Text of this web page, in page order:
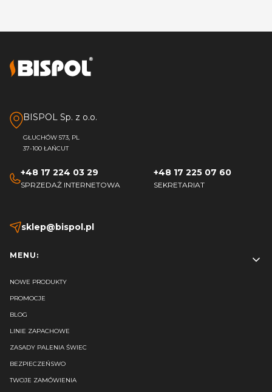
BISPOL Sp. z o.o.
GŁUCHÓW 573, PL
37-100 ŁAŃCUT
+48 17 224 03 29
SPRZEDAŻ INTERNETOWA
+48 17 225 07 60
SEKRETARIAT
sklep@bispol.pl
Linki w stopce
MENU:
NOWE PRODUKTY
PROMOCJE
BLOG
LINIE ZAPACHOWE
ZASADY PALENIA ŚWIEC
BEZPIECZEŃSWO
TWOJE ZAMÓWIENIA